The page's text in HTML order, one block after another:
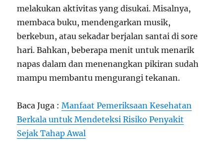
melakukan aktivitas yang disukai. Misalnya,
membaca buku, mendengarkan musik,
berkebun, atau sekadar berjalan santai di sore
hari. Bahkan, beberapa menit untuk menarik
napas dalam dan menenangkan pikiran sudah
mampu membantu mengurangi tekanan.
Baca Juga :Manfaat Pemeriksaan Kesehatan
Berkala untuk Mendeteksi Risiko Penyakit
Sejak Tahap Awal